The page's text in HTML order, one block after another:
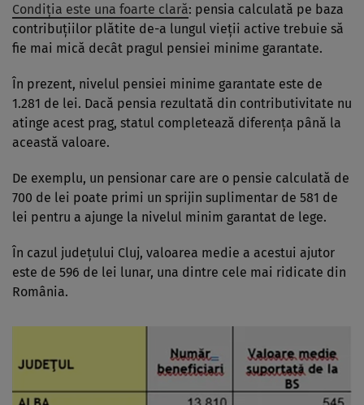
Condiția este una foarte clară: pensia calculată pe baza
contribuțiilor plătite de-a lungul vieții active trebuie să
fie mai mică decât pragul pensiei minime garantate.
În prezent, nivelul pensiei minime garantate este de
1.281 de lei. Dacă pensia rezultată din contributivitate nu
atinge acest prag, statul completează diferența până la
această valoare.
De exemplu, un pensionar care are o pensie calculată de
700 de lei poate primi un sprijin suplimentar de 581 de
lei pentru a ajunge la nivelul minim garantat de lege.
În cazul județului Cluj, valoarea medie a acestui ajutor
este de 596 de lei lunar, una dintre cele mai ridicate din
România.